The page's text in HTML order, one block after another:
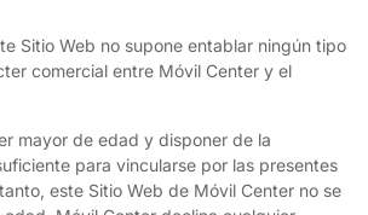
Sitio Web no supone entablar ningún tipo
comercial entre Móvil Center y el
mayor de edad y disponer de la
para vincularse por las presentes
este Sitio Web de Móvil Center no se